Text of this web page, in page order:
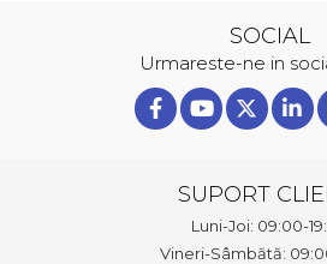
SOCIAL
Urmareste-ne in
SUPORT
Luni-Joi: 09:00-
Vineri-Sâmbătă: